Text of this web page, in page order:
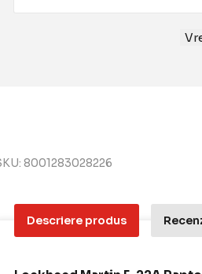
8001283028226
Descriere produs